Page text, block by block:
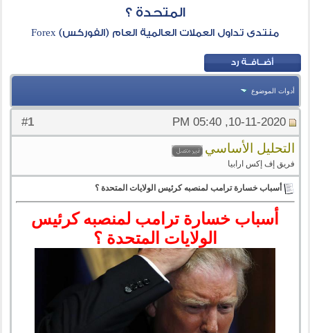
المتحدة ؟
منتدى تداول العملات العالمية العام (الفوركس) Forex
أدوات الموضوع
#
1 10-11-2020, 05:40 PM
التحليل الأساسي
فريق إف إكس ارابيا
أسباب خسارة ترامب لمنصبه كرئيس الولايات المتحدة ؟
أسباب خسارة ترامب لمنصبه كرئيس
الولايات المتحدة ؟